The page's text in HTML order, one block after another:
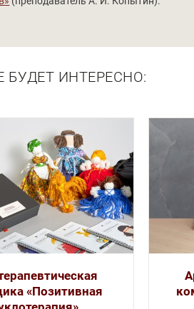
БУДЕТ ИНТЕРЕСНО:
«Позитивная